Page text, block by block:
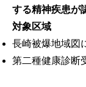
する精神疾患が
対象区域
長崎被爆地域図
第二種健康診断